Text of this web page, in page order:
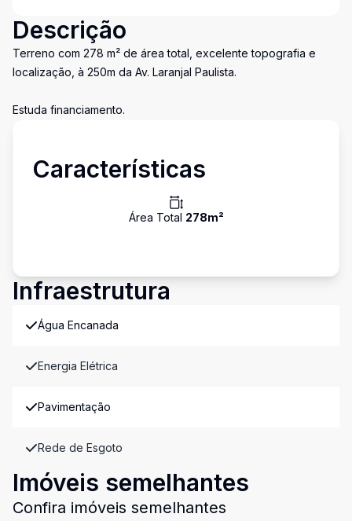
Descrição
Terreno com 278 m² de área total, excelente topografia e
localização, à 250m da Av. Laranjal Paulista.
Estuda financiamento.
Características
Área Total 278m²
Infraestrutura
Água Encanada
Energia Elétrica
Pavimentação
Rede de Esgoto
Imóveis semelhantes
Confira imóveis semelhantes